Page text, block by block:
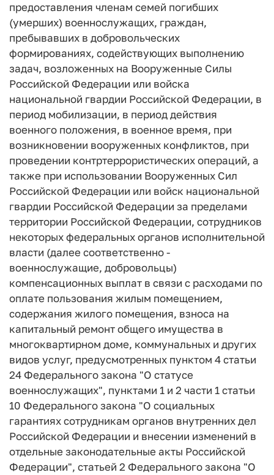
предоставления членам семей погибших
(умерших) военнослужащих, граждан,
пребывавших в добровольческих
формированиях, содействующих выполнению
задач, возложенных на Вооруженные Силы
Российской Федерации или войска
национальной гвардии Российской Федерации, в
период мобилизации, в период действия
военного положения, в военное время, при
возникновении вооруженных конфликтов, при
проведении контртеррористических операций, а
также при использовании Вооруженных Сил
Российской Федерации или войск национальной
гвардии Российской Федерации за пределами
территории Российской Федерации, сотрудников
некоторых федеральных органов исполнительной
власти (далее соответственно -
военнослужащие, добровольцы)
компенсационных выплат в связи с расходами по
оплате пользования жилым помещением,
содержания жилого помещения, взноса на
капитальный ремонт общего имущества в
многоквартирном доме, коммунальных и других
видов услуг, предусмотренных пунктом 4 статьи
24 Федерального закона "О статусе
военнослужащих", пунктами 1 и 2 части 1 статьи
10 Федерального закона "О социальных
гарантиях сотрудникам органов внутренних дел
Российской Федерации и внесении изменений в
отдельные законодательные акты Российской
Федерации", статьей 2 Федерального закона "О